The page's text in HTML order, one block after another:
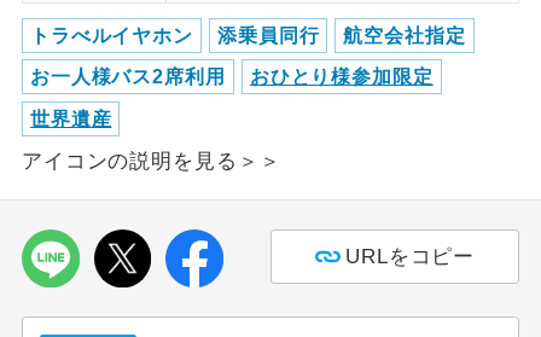
トラべルイヤホン 添乗員同行 航空会社指定
お一人様バス2席利用 おひとり様参加限定
世界遺産
アイコンの説明を見る＞＞
URLをコピー